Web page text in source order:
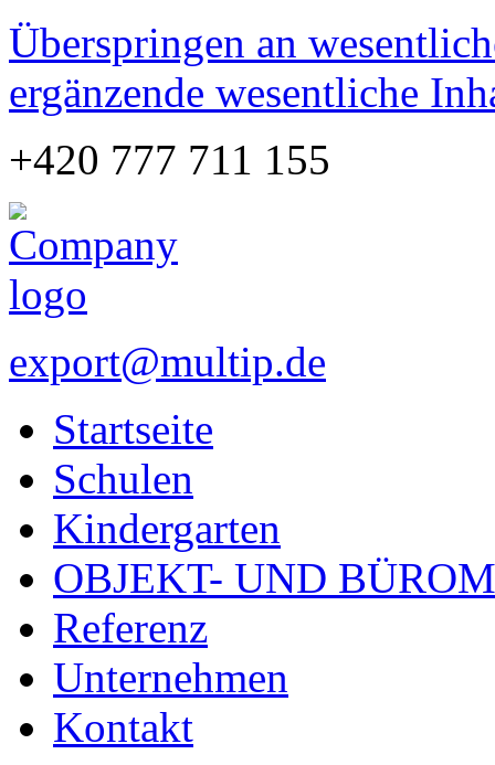
Überspringen an
ergänzende wesentliche
+420 777 711 155
export@multip.de
Startseite
Schulen
Kindergarten
OBJEKT- UND
Referenz
Unternehmen
Kontakt